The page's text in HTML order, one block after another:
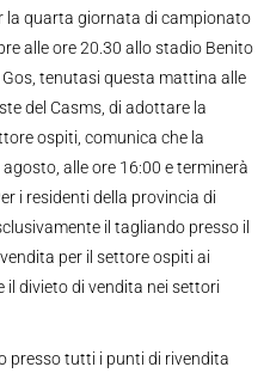
la quarta giornata di campionato
alle ore 20.30 allo stadio Benito
tenutasi questa mattina alle
del Casms, di adottare la
ospiti, comunica che la
alle ore 16:00 e terminerà
i residenti della provincia di
il tagliando presso il
per il settore ospiti ai
il divieto di vendita nei settori
presso tutti i punti di rivendita